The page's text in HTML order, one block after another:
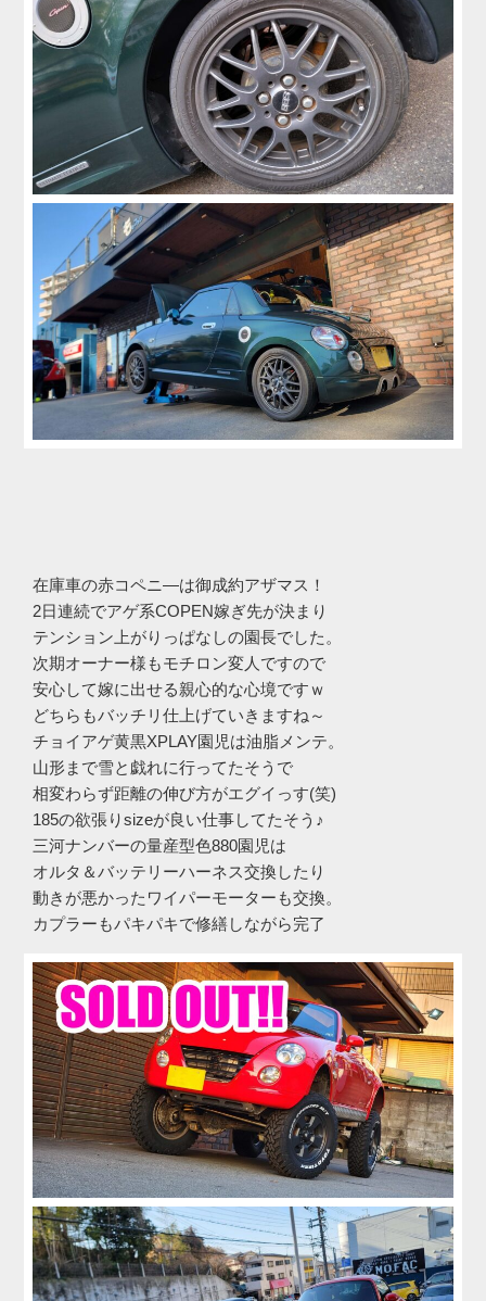
在庫車の赤コペニ―は御成約アザマス！
2日連続でアゲ系COPEN嫁ぎ先が決まり
テンション上がりっぱなしの園長でした。
次期オーナー様もモチロン変人ですので
安心して嫁に出せる親心的な心境ですｗ
どちらもバッチリ仕上げていきますね～
チョイアゲ黄黒XPLAY園児は油脂メンテ。
山形まで雪と戯れに行ってたそうで
相変わらず距離の伸び方がエグイっす(笑)
185の欲張りsizeが良い仕事してたそう♪
三河ナンバーの量産型色880園児は
オルタ＆バッテリーハーネス交換したり
動きが悪かったワイパーモーターも交換。
カプラーもパキパキで修繕しながら完了